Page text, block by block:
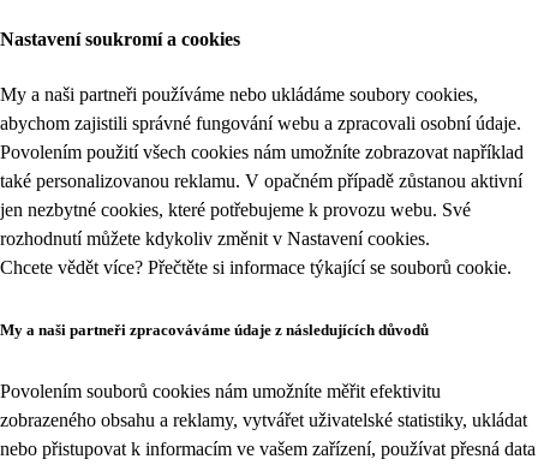
Nastavení soukromí a cookies
My a naši partneři používáme nebo ukládáme soubory cookies,
abychom zajistili správné fungování webu a zpracovali osobní údaje.
Povolením použití všech cookies nám umožníte zobrazovat například
také personalizovanou reklamu. V opačném případě zůstanou aktivní
jen nezbytné cookies, které potřebujeme k provozu webu. Své
rozhodnutí můžete kdykoliv změnit v Nastavení cookies.
Chcete vědět více? Přečtěte si informace týkající se souborů cookie.
My a naši partneři zpracováváme údaje z následujících důvodů
Povolením souborů cookies nám umožníte měřit efektivitu
zobrazeného obsahu a reklamy, vytvářet uživatelské statistiky, ukládat
nebo přistupovat k informacím ve vašem zařízení, používat přesná data